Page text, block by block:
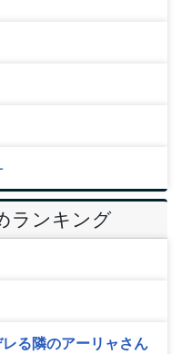
ランキング
る隣のアーリャさん